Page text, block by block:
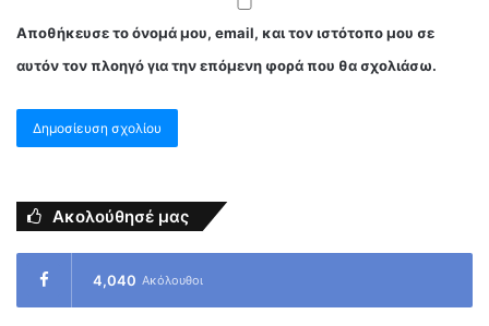
Αποθήκευσε το όνομά μου, email, και τον ιστότοπο μου σε
αυτόν τον πλοηγό για την επόμενη φορά που θα σχολιάσω.
Ακολούθησέ μας
4,040 Ακόλουθοι